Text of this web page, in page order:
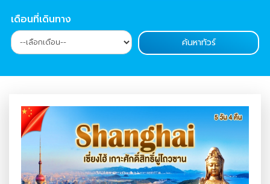
เดือนที่เดินทาง